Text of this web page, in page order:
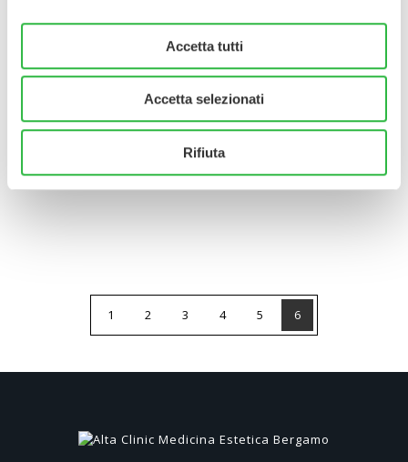
Accetta tutti
Accetta selezionati
Rifiuta
Massaggi Rilassanti
€80–€544
Scegli
1 2 3 4 5 6